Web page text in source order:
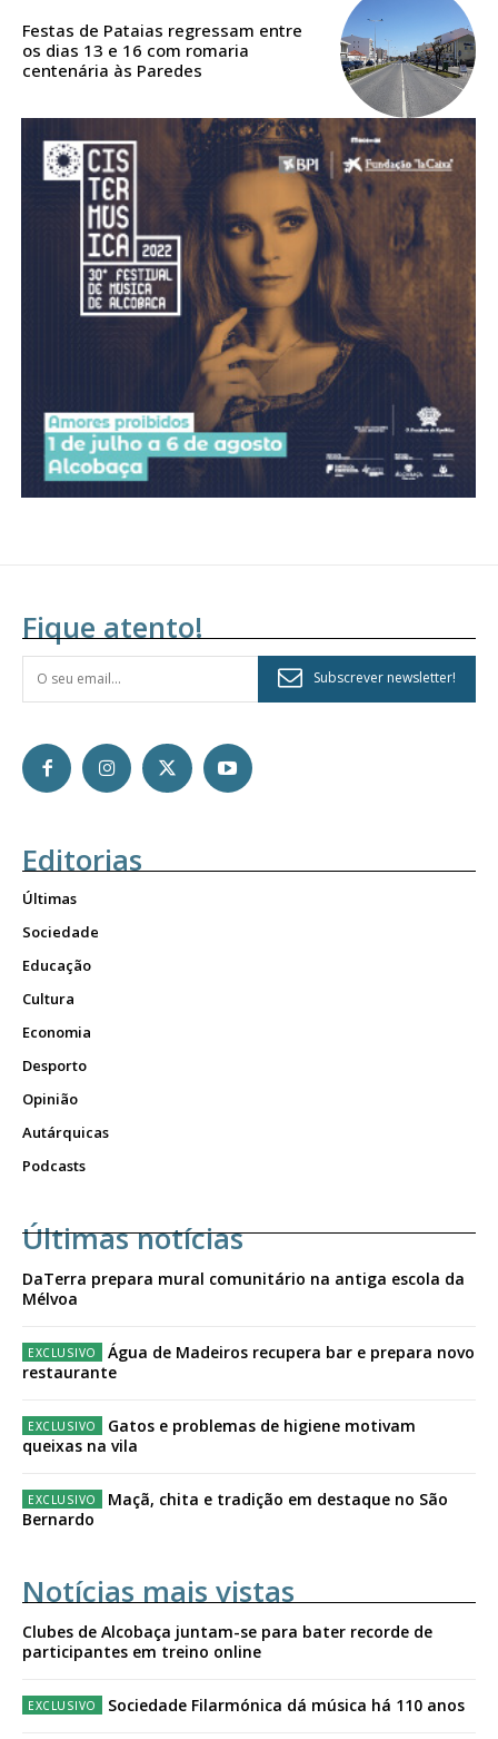
DIGITAL ANUAL
16
12 meses
Acesso ao conteúdo online
Acesso aos conteúdos Exclusivos para
assinantes
Ofertas para assinatura anual
Escolha o plano
Festas de Pataias regressam entre
os dias 13 e 16 com romaria
centenária às Paredes
Fique atento!
Subscrever newsletter!
Editorias
Últimas
Sociedade
Educação
Cultura
Economia
Desporto
Opinião
Autárquicas
Podcasts
Últimas notícias
DaTerra prepara mural comunitário na antiga escola da
Mélvoa
Água de Madeiros recupera bar e prepara novo
restaurante
Gatos e problemas de higiene motivam
queixas na vila
Maçã, chita e tradição em destaque no São
Bernardo
Notícias mais vistas
Clubes de Alcobaça juntam-se para bater recorde de
participantes em treino online
Sociedade Filarmónica dá música há 110 anos